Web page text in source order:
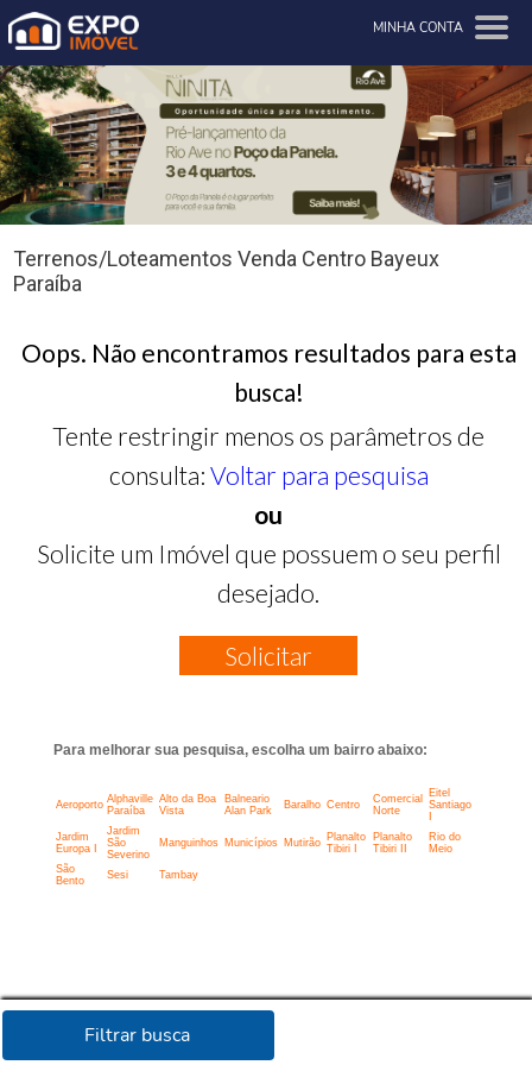
MINHA CONTA
Filtrar busca
Terrenos/Loteamentos Venda Centro Bayeux
Paraíba
Oops. Não encontramos resultados para esta
busca!
Tente restringir menos os parâmetros de
consulta: Voltar para pesquisa
ou
Solicite um Imóvel que possuem o seu perfil
desejado.
Solicitar
Para melhorar sua pesquisa, escolha um bairro abaixo:
Aeroporto Alphaville
Paraíba
Alto da Boa
Vista
Balneario
Alan Park
Baralho Centro
Comercial
Norte
Eitel
Santiago
Jardim
Europa I
Jardim
São
Severino
Manguinhos Municípios Mutirão
Planalto
Tibiri I
Planalto
Tibiri II
Rio do
Meio
São
Bento
Sesi Tambay